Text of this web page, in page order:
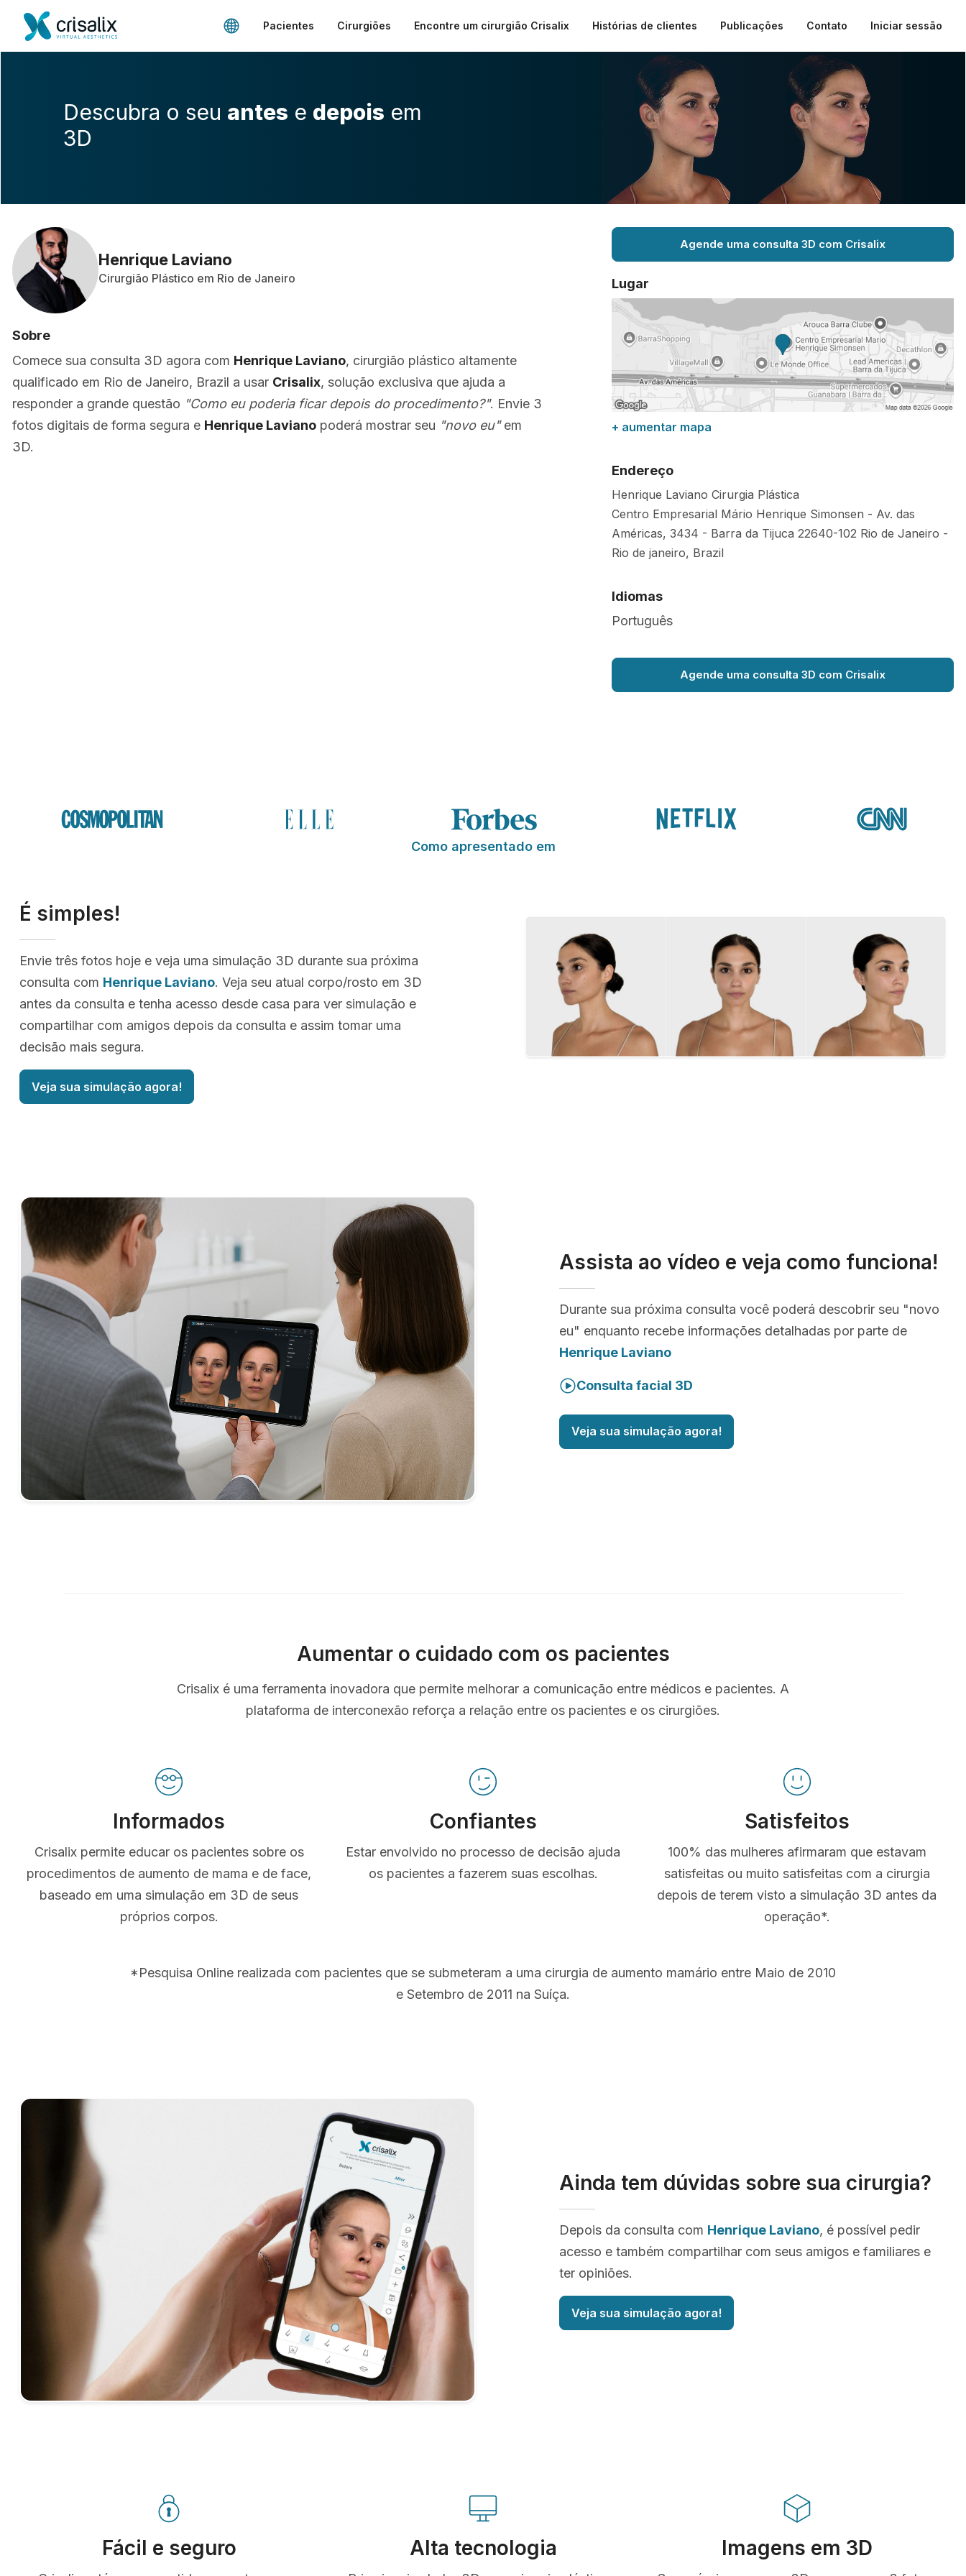
Pacientes Cirurgiões Encontre um cirurgião Crisalix Histórias de clientes Publicações Contato Iniciar sessão
Descubra o seu antes e depois em
3D
Henrique Laviano
Cirurgião Plástico em Rio de Janeiro
Sobre
Comece sua consulta 3D agora com Henrique Laviano, cirurgião plástico altamente
qualificado em Rio de Janeiro, Brazil a usar Crisalix, solução exclusiva que ajuda a
responder a grande questão "Como eu poderia ficar depois do procedimento?". Envie 3
fotos digitais de forma segura e Henrique Laviano poderá mostrar seu "novo eu"em
3D.
Agende uma consulta 3D com Crisalix
Lugar
+ aumentar mapa
Endereço
Henrique Laviano Cirurgia Plástica
Centro Empresarial Mário Henrique Simonsen - Av. das
Américas, 3434 - Barra da Tijuca 22640-102 Rio de Janeiro -
Rio de janeiro, Brazil
Idiomas
Português
Agende uma consulta 3D com Crisalix
Como apresentado em
É simples!
Envie três fotos hoje e veja uma simulação 3D durante sua próxima
consulta com Henrique Laviano. Veja seu atual corpo/rosto em 3D
antes da consulta e tenha acesso desde casa para ver simulação e
compartilhar com amigos depois da consulta e assim tomar uma
decisão mais segura.
Veja sua simulação agora!
Assista ao vídeo e veja como funciona!
Durante sua próxima consulta você poderá descobrir seu "novo
eu" enquanto recebe informações detalhadas por parte de
Henrique Laviano
Consulta facial 3D
Veja sua simulação agora!
Aumentar o cuidado com os pacientes
Crisalix é uma ferramenta inovadora que permite melhorar a comunicação entre médicos e pacientes. A
plataforma de interconexão reforça a relação entre os pacientes e os cirurgiões.
Informados
Crisalix permite educar os pacientes sobre os
procedimentos de aumento de mama e de face,
baseado em uma simulação em 3D de seus
próprios corpos.
Confiantes
Estar envolvido no processo de decisão ajuda
os pacientes a fazerem suas escolhas.
Satisfeitos
100% das mulheres afirmaram que estavam
satisfeitas ou muito satisfeitas com a cirurgia
depois de terem visto a simulação 3D antes da
operação*.
*Pesquisa Online realizada com pacientes que se submeteram a uma cirurgia de aumento mamário entre Maio de 2010
e Setembro de 2011 na Suíça.
Ainda tem dúvidas sobre sua cirurgia?
Depois da consulta com Henrique Laviano, é possível pedir
acesso e também compartilhar com seus amigos e familiares e
ter opiniões.
Veja sua simulação agora!
Fácil e seguro Alta tecnologia Imagens em 3D